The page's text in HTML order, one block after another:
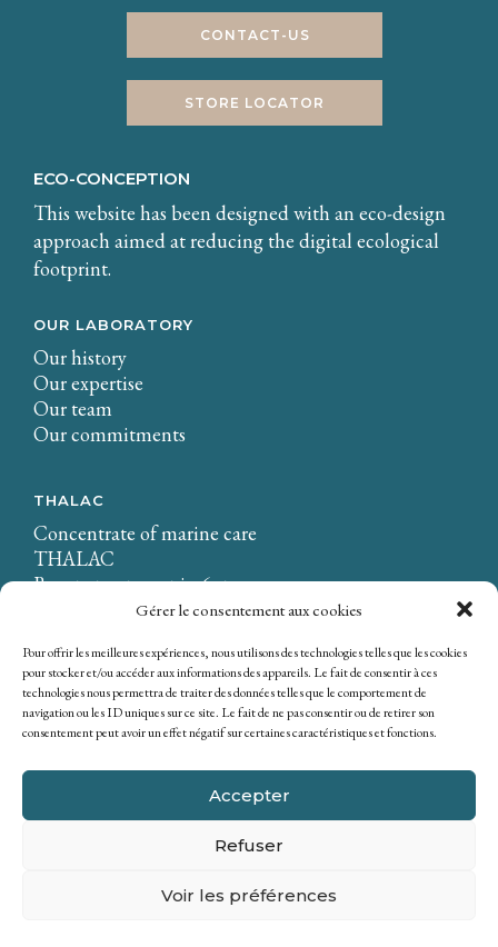
Gérer le consentement aux cookies
Pour offrir les meilleures expériences, nous utilisons des technologies telles que les cookies
pour stocker et/ou accéder aux informations des appareils. Le fait de consentir à ces
technologies nous permettra de traiter des données telles que le comportement de
navigation ou les ID uniques sur ce site. Le fait de ne pas consentir ou de retirer son
consentement peut avoir un effet négatif sur certaines caractéristiques et fonctions.
Accepter
Refuser
Voir les préférences
CONTACT-US
STORE LOCATOR
ECO-CONCEPTION
This website has been designed with an eco-design
approach aimed at reducing the digital ecological
footprint.
OUR LABORATORY
Our history
Our expertise
Our team
Our commitments
THALAC
Concentrate of marine care
THALAC
Beauty treatment in 6 steps
OUR PARTNER BRANDS
Osmaé